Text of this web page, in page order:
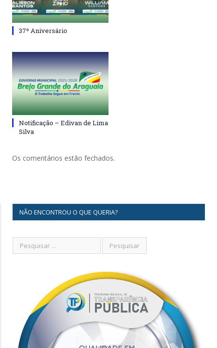
37º Aniversário
Notificação – Edivan de Lima
Silva
Os comentários estão fechados.
NÃO ENCONTROU O QUE QUERIA?